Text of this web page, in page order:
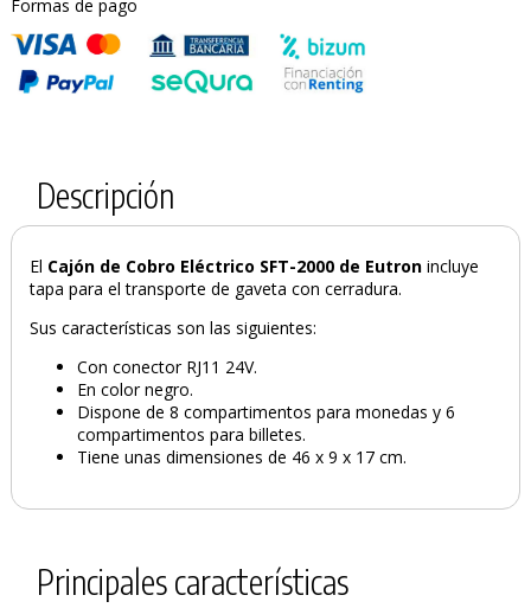
PRODUCTO AÑADIDO AL CARRITO
Formas de pago
Descripción
El Cajón de Cobro Eléctrico SFT-2000 de Eutron incluye
tapa para el transporte de gaveta con cerradura.
Sus características son las siguientes:
Con conector RJ11 24V.
En color negro.
Dispone de 8 compartimentos para monedas y 6
compartimentos para billetes.
Tiene unas dimensiones de 46 x 9 x 17 cm.
Principales características